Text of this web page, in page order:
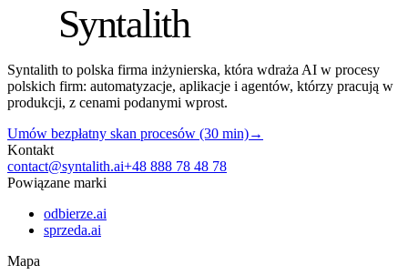
Syntalith
Syntalith to polska firma inżynierska, która wdraża AI w procesy
polskich firm: automatyzacje, aplikacje i agentów, którzy pracują w
produkcji, z cenami podanymi wprost.
Umów bezpłatny skan procesów (30 min)→
Kontakt
contact@syntalith.ai+48 888 78 48 78
Powiązane marki
odbierze.ai
sprzeda.ai
Mapa